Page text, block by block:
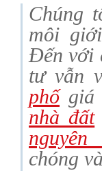
Chúng
môi
Đến với
tư vẫn
phố
nhà đất
nguyên
chóng